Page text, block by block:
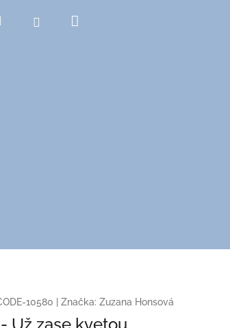
Hledat Přihlášení
10580 Značka: Zuzana Honsová